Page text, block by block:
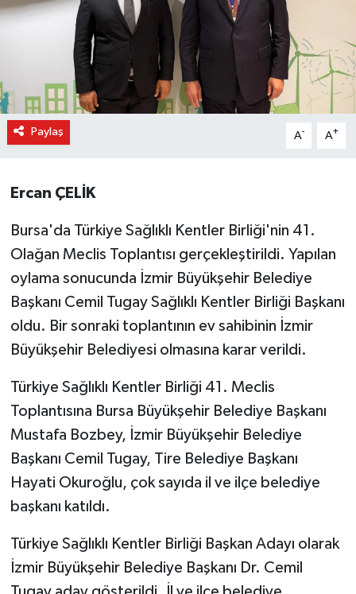
Paylaş A- A+
Ercan ÇELİK
Bursa'da Türkiye Sağlıklı Kentler Birliği'nin 41.
Olağan Meclis Toplantısı gerçekleştirildi. Yapılan
oylama sonucunda İzmir Büyükşehir Belediye
Başkanı Cemil Tugay Sağlıklı Kentler Birliği Başkanı
oldu. Bir sonraki toplantının ev sahibinin İzmir
Büyükşehir Belediyesi olmasına karar verildi.
Türkiye Sağlıklı Kentler Birliği 41. Meclis
Toplantısına Bursa Büyükşehir Belediye Başkanı
Mustafa Bozbey, İzmir Büyükşehir Belediye
Başkanı Cemil Tugay, Tire Belediye Başkanı
Hayati Okuroğlu, çok sayıda il ve ilçe belediye
başkanı katıldı.
Türkiye Sağlıklı Kentler Birliği Başkan Adayı olarak
İzmir Büyükşehir Belediye Başkanı Dr. Cemil